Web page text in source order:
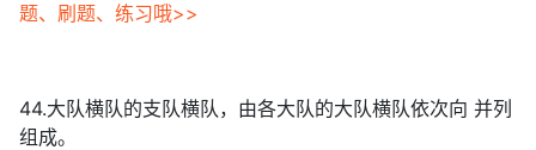
题、刷题、练习哦>>
44.大队横队的支队横队，由各大队的大队横队依次向 并列
组成。